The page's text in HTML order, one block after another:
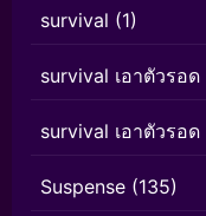
survival (1)
survival เอาตัวรอด
survival เอาตัวรอด
Suspense (135)